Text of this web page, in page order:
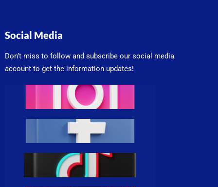
Social Media
Don’t miss to follow and subscribe our social media
account to get the information updates!